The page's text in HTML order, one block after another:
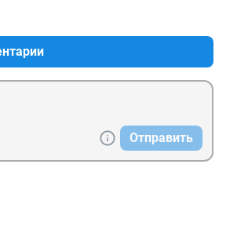
Писали что народ в
жизни везде одинаковы,
обойтись.
Отправить